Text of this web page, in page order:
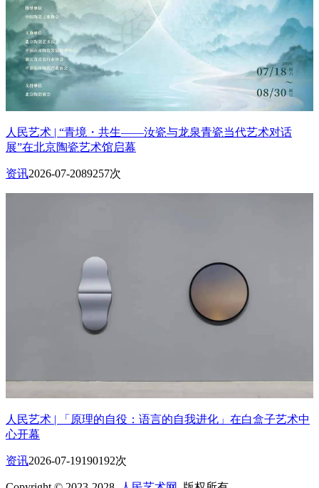
人民艺术 | “青境・共生——汝瓷与龙泉青瓷当代艺术对话
展”在北京陶瓷艺术馆启幕
资讯2026-07-2089257次
人民艺术 | 「原理的自役：语言的自我进化」在白盒子艺术中
心开幕
资讯2026-07-19190192次